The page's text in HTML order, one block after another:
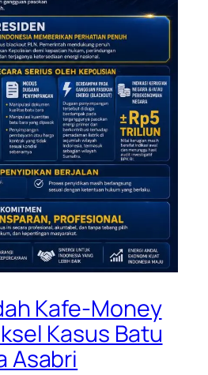
Kafe-Money
Kasus Batu
Asabri